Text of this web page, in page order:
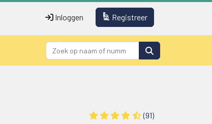
Inloggen Registreer
(91)